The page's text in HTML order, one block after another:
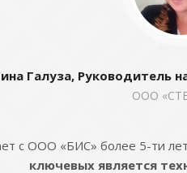
Галуза, Руководитель
ООО
с ООО «БИС» более 5-ти
ключевых является